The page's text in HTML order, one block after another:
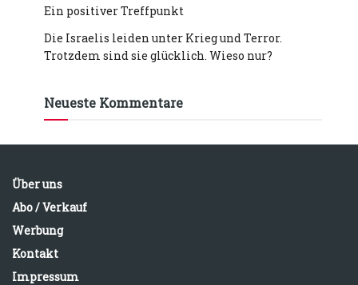
Ein positiver Treffpunkt
Die Israelis leiden unter Krieg und Terror.
Trotzdem sind sie glücklich. Wieso nur?
Neueste Kommentare
Über uns
Abo / Verkauf
Werbung
Kontakt
Impressum